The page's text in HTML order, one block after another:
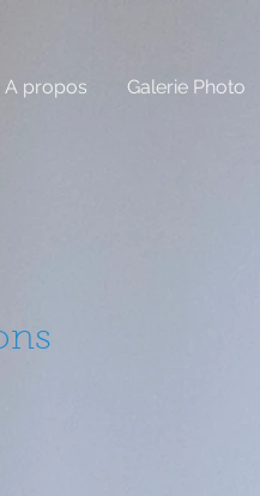
A propos Galerie Photo